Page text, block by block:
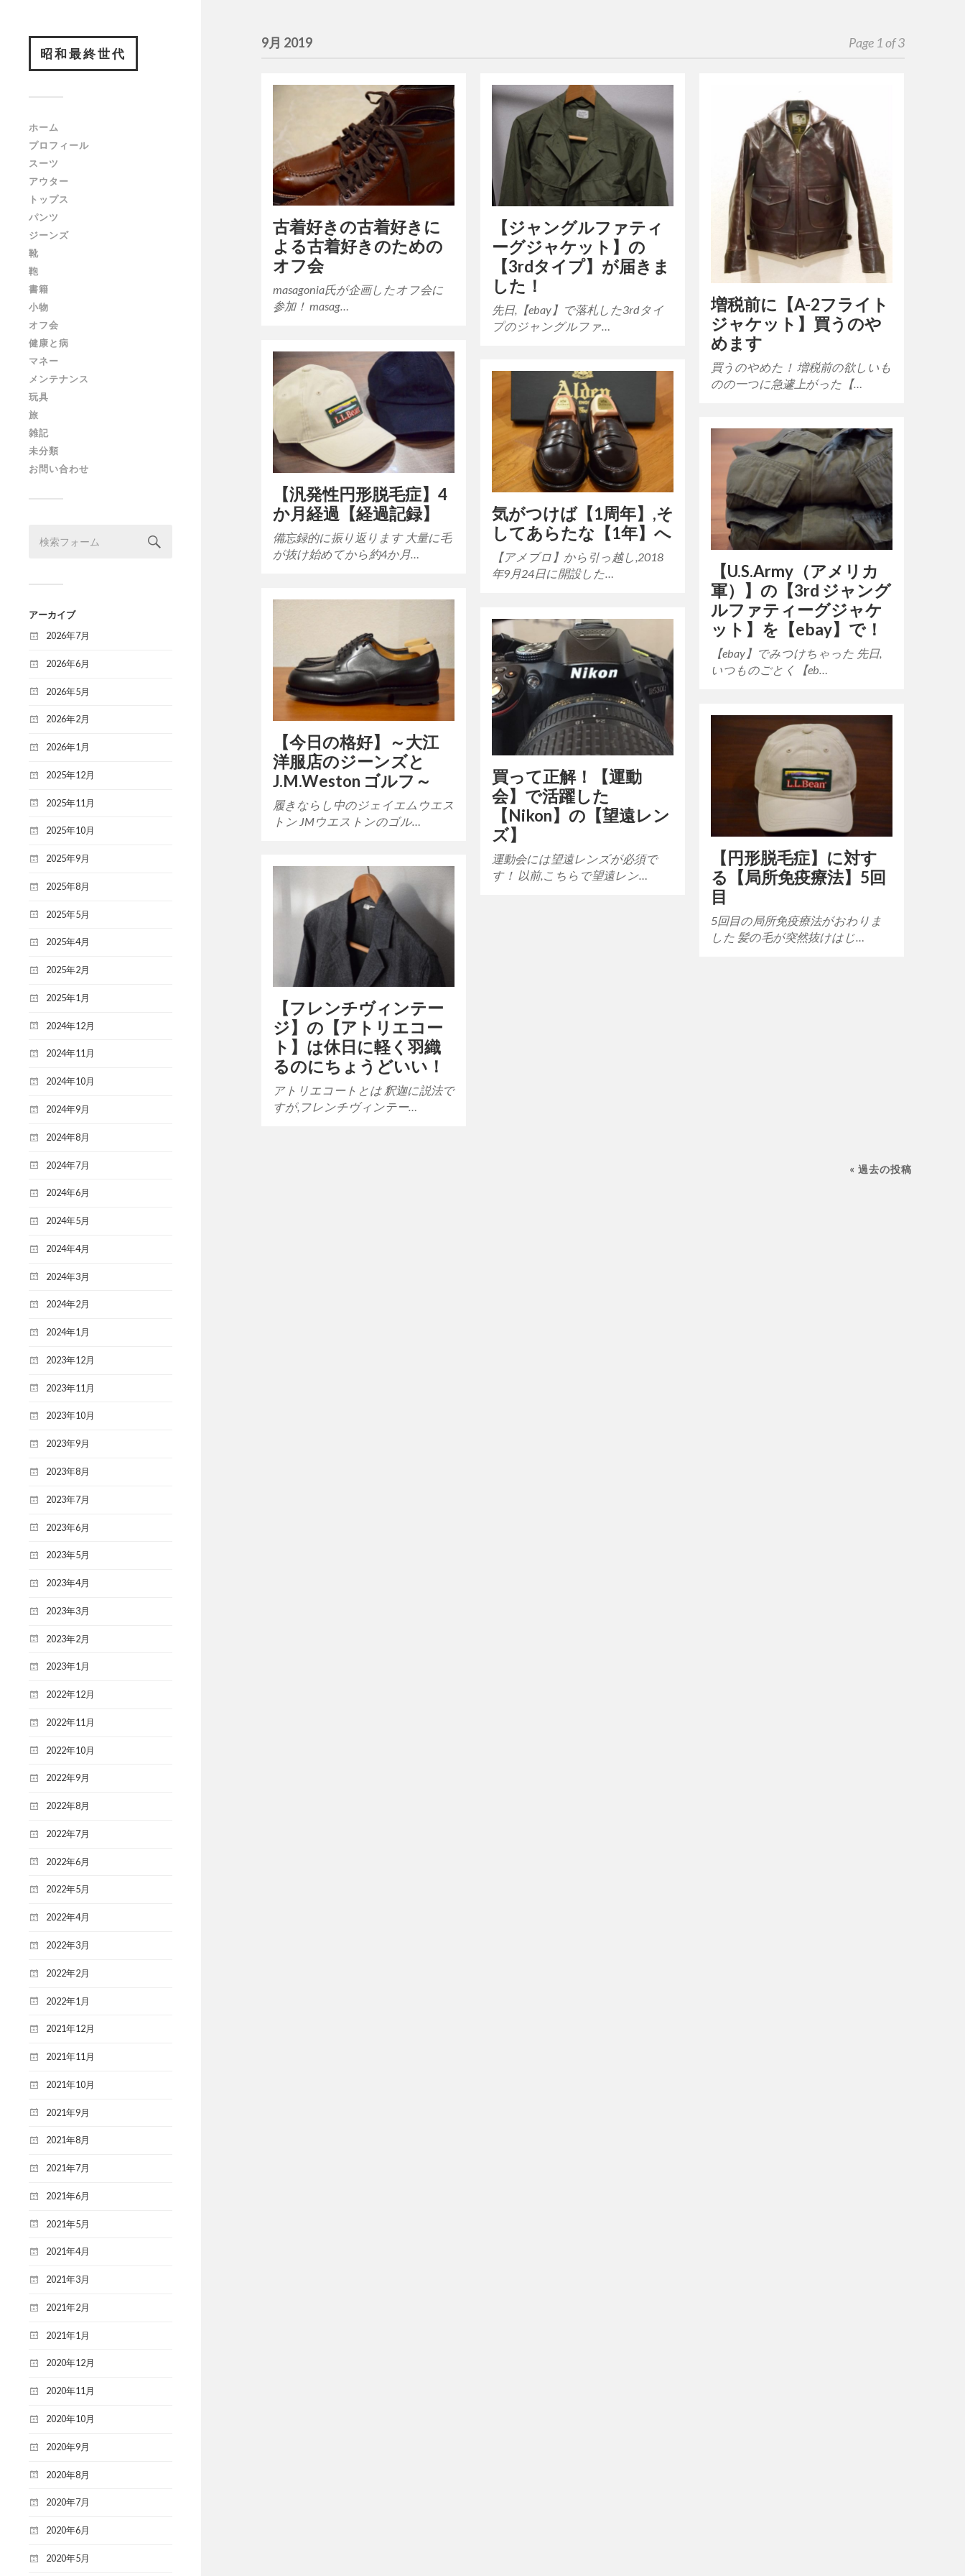
昭和最終世代
ホーム
プロフィール
スーツ
アウター
トップス
パンツ
ジーンズ
靴
鞄
書籍
小物
オフ会
健康と病
マネー
メンテナンス
玩具
旅
雑記
未分類
お問い合わせ
アーカイブ
2026年7月
2026年6月
2026年5月
2026年2月
2026年1月
2025年12月
2025年11月
2025年10月
2025年9月
2025年8月
2025年5月
2025年4月
2025年2月
2025年1月
2024年12月
2024年11月
2024年10月
2024年9月
2024年8月
2024年7月
2024年6月
2024年5月
2024年4月
2024年3月
2024年2月
2024年1月
2023年12月
2023年11月
2023年10月
2023年9月
2023年8月
2023年7月
2023年6月
2023年5月
2023年4月
2023年3月
2023年2月
2023年1月
2022年12月
2022年11月
2022年10月
2022年9月
2022年8月
2022年7月
2022年6月
2022年5月
2022年4月
2022年3月
2022年2月
2022年1月
2021年12月
2021年11月
2021年10月
2021年9月
2021年8月
2021年7月
2021年6月
2021年5月
2021年4月
2021年3月
2021年2月
2021年1月
2020年12月
2020年11月
2020年10月
2020年9月
2020年8月
2020年7月
2020年6月
2020年5月
9月 2019 Page 1 of 3
古着好きの古着好きに
よる古着好きのための
オフ会
masagonia氏が企画したオフ会に
参加！ masag…
【ジャングルファティ
ーグジャケット】の
【3rdタイプ】が届きま
した！
先日,【ebay】で落札した3rdタイ
プのジャングルファ…
増税前に【A-2フライト
ジャケット】買うのや
めます
買うのやめた！ 増税前の欲しいも
のの一つに急遽上がった【…
【汎発性円形脱毛症】4
か月経過【経過記録】
備忘録的に振り返ります 大量に毛
が抜け始めてから約4か月…
気がつけば【1周年】,そ
してあらたな【1年】へ
【アメブロ】から引っ越し,2018
年9月24日に開設した…
【U.S.Army（アメリカ
軍）】の【3rd ジャング
ルファティーグジャケ
ット】を【ebay】で！
【ebay】でみつけちゃった 先日,
いつものごとく【eb…
【今日の格好】～大江
洋服店のジーンズと
J.M.Weston ゴルフ～
履きならし中のジェイエムウエス
トン JMウエストンのゴル…
買って正解！【運動
会】で活躍した
【Nikon】の【望遠レン
ズ】
運動会には望遠レンズが必須で
す！ 以前,こちらで望遠レン…
【円形脱毛症】に対す
る【局所免疫療法】5回
目
5回目の局所免疫療法がおわりま
した 髪の毛が突然抜けはじ…
【フレンチヴィンテー
ジ】の【アトリエコー
ト】は休日に軽く羽織
るのにちょうどいい！
アトリエコートとは 釈迦に説法で
すが,フレンチヴィンテー…
« 過去の投稿